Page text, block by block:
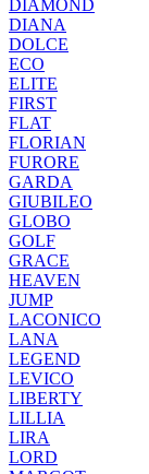
DIAMOND
DIANA
DOLCE
ECO
ELITE
FIRST
FLAT
FLORIAN
FURORE
GARDA
GIUBILEO
GLOBO
GOLF
GRACE
HEAVEN
JUMP
LACONICO
LANA
LEGEND
LEVICO
LIBERTY
LILLIA
LIRA
LORD